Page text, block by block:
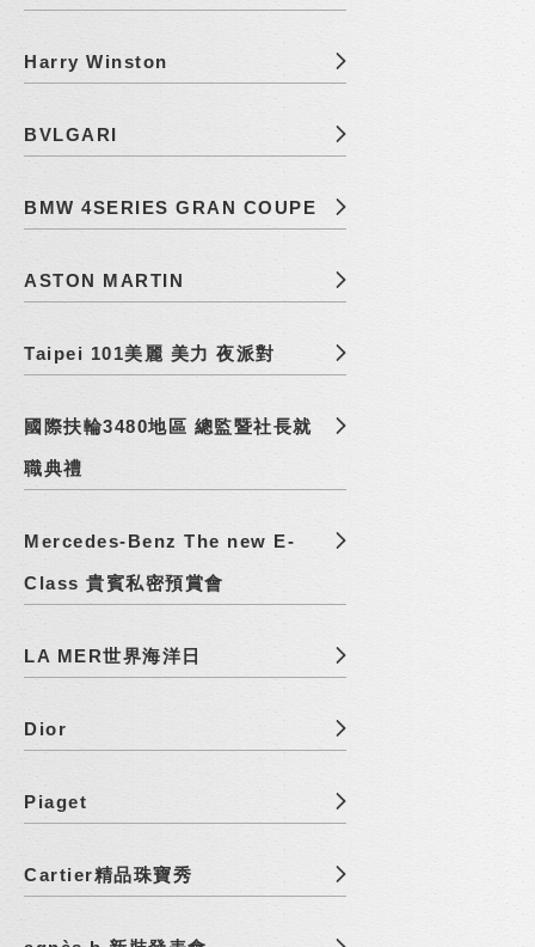
Harry Winston
BVLGARI
BMW 4SERIES GRAN COUPE
ASTON MARTIN
Taipei 101美麗 美力 夜派對
國際扶輪3480地區 總監暨社長就
職典禮
Mercedes-Benz The new E-
Class 貴賓私密預賞會
LA MER世界海洋日
Dior
Piaget
Cartier精品珠寶秀